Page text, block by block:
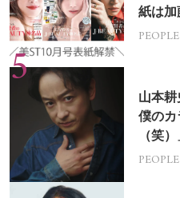
紙は加
PEOPLE
山本耕
僕のカ
（笑
挑戦
PEOPLE